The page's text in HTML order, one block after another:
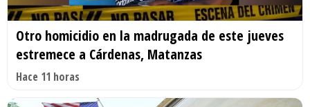
Otro homicidio en la madrugada de este jueves
estremece a Cárdenas, Matanzas
Hace 11 horas